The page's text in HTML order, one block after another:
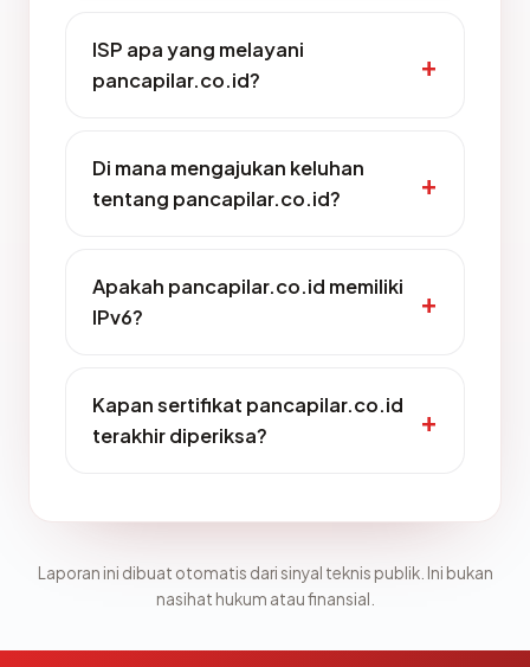
ISP apa yang melayani
pancapilar.co.id?
Di mana mengajukan keluhan
tentang pancapilar.co.id?
Apakah pancapilar.co.id memiliki
IPv6?
Kapan sertifikat pancapilar.co.id
terakhir diperiksa?
Laporan ini dibuat otomatis dari sinyal teknis publik. Ini bukan
nasihat hukum atau finansial.